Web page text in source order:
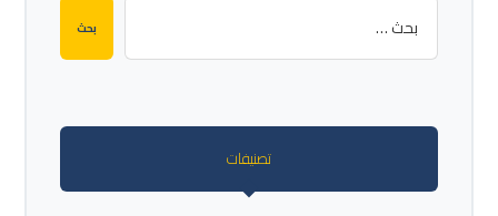
بحث
تصنيفات